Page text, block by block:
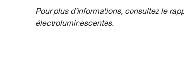
Pour plus d’informations, consultez le
électroluminescentes.